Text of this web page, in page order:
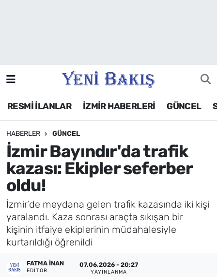
RESMİ İLANLAR İZMİR HABERLERİ GÜNCEL
HABERLER GÜNCEL
İzmir Bayındır'da trafik
kazası: Ekipler seferber
oldu!
İzmir’de meydana gelen trafik kazasında iki kişi
yaralandı. Kaza sonrası araçta sıkışan bir
kişinin itfaiye ekiplerinin müdahalesiyle
kurtarıldığı öğrenildi
FATMA İNAN
EDITÖR
07.06.2026 - 20:27
YAYINLANMA
Siyaset
Asayiş / Polis-Adliye
Magazin
Foto Galeri
Künye
İletişim